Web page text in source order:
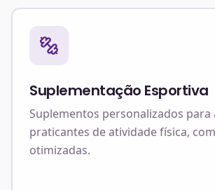
Suplementação Esportiva
Suplementos personalizados para
praticantes de atividade física,
otimizadas.